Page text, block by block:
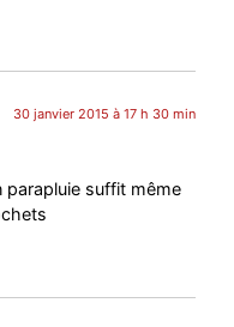
30 janvier 2015 à 17 h 30 min
parapluie suffit même